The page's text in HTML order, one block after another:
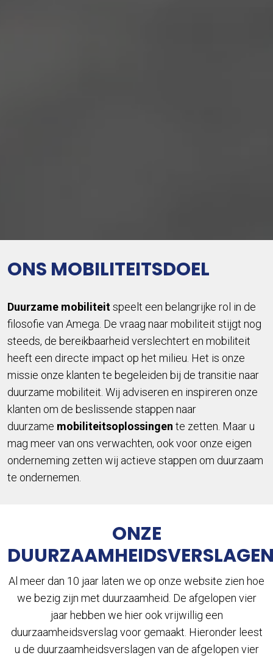
ONS MOBILITEITSDOEL
Duurzame mobiliteitspeelt een belangrijke rol in de
filosofie van Amega. De vraag naar mobiliteit stijgt nog
steeds, de bereikbaarheid verslechtert en mobiliteit
heeft een directe impact op het milieu. Het is onze
missie onze klanten te begeleiden bij de transitie naar
duurzame mobiliteit. Wij adviseren en inspireren onze
klanten om de beslissende stappen naar
duurzame mobiliteitsoplossingen te zetten. Maar u
mag meer van ons verwachten, ook voor onze eigen
onderneming zetten wij actieve stappen om duurzaam
te ondernemen.
ONZE
Al meer dan 10 jaar laten we op onze website zien hoe
we bezig zijn met duurzaamheid. De afgelopen vier
jaar hebben we hier ook vrijwillig een
duurzaamheidsverslag voor gemaakt. Hieronder leest
u de duurzaamheidsverslagen van de afgelopen vier